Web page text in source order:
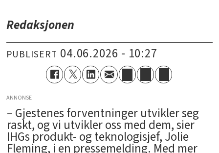
Redaksjonen
PUBLISERT 04.06.2026 - 10:27
ANNONSE
– Gjestenes forventninger utvikler seg
raskt, og vi utvikler oss med dem, sier
IHGs produkt- og teknologisjef, Jolie
Fleming, i en pressemelding. Med mer